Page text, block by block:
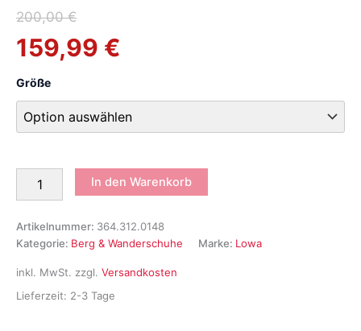
200,00€
Ursprünglicher
Preis
war:
200,00 €
159,99 €
Aktueller
Preis
ist:
159,99 €.
Größe
Delago
Lo
Ws
und
Damen
In den Warenkorb
Artikelnummer: 364.312.0148
Kategorie: Berg & Wanderschuhe Marke: Lowa
inkl. MwSt. zzgl. Versandkosten
Lieferzeit: 2-3 Tage